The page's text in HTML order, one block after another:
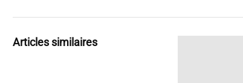
Articles similaires